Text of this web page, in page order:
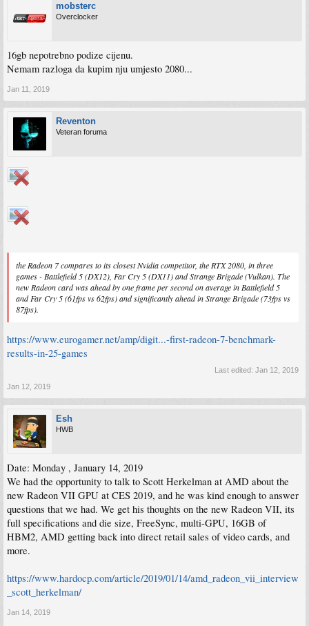
mobsterc
Overclocker
16gb nepotrebno podize cijenu.
Nemam razloga da kupim nju umjesto 2080...
Jan 11, 2019
Reventon
Veteran foruma
the Radeon 7 compares to its closest Nvidia competitor, the RTX 2080, in three
games - Battlefield 5 (DX12), Far Cry 5 (DX11) and Strange Brigade (Vulkan). The
new Radeon card was ahead by one frame per second on average in Battlefield 5
and Far Cry 5 (61fps vs 62fps) and significantly ahead in Strange Brigade (73fps vs
87fps).
https://www.eurogamer.net/amp/digit...-first-radeon-7-benchmark-
results-in-25-games
Last edited: Jan 12, 2019
Jan 12, 2019
Esh
HWB
Date: Monday , January 14, 2019
We had the opportunity to talk to Scott Herkelman at AMD about the
new Radeon VII GPU at CES 2019, and he was kind enough to answer
questions that we had. We get his thoughts on the new Radeon VII, its
full specifications and die size, FreeSync, multi-GPU, 16GB of
HBM2, AMD getting back into direct retail sales of video cards, and
more.
https://www.hardocp.com/article/2019/01/14/amd_radeon_vii_interview
_scott_herkelman/
Jan 14, 2019